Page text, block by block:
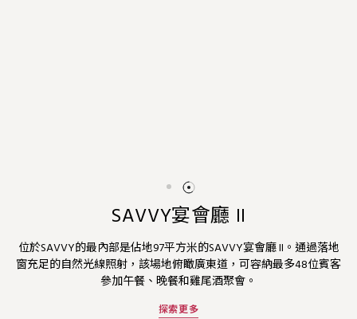
SAVVY宴會廳 II
位於SAVVY的最內部是佔地97平方米的SAVVY宴會廳 II。通過落地
窗充足的自然光線照射，該場地俯瞰廣東道，可容納最多48位賓客
參加午餐、晚餐和雞尾酒聚會。
探索更多